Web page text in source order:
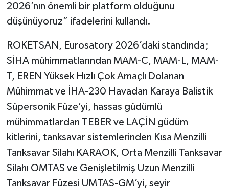
2026’nın önemli bir platform olduğunu
düşünüyoruz” ifadelerini kullandı.
ROKETSAN, Eurosatory 2026’daki standında;
SİHA mühimmatlarından MAM-C, MAM-L, MAM-
T, EREN Yüksek Hızlı Çok Amaçlı Dolanan
Mühimmat ve İHA-230 Havadan Karaya Balistik
Süpersonik Füze’yi, hassas güdümlü
mühimmatlardan TEBER ve LAÇİN güdüm
kitlerini, tanksavar sistemlerinden Kısa Menzilli
Tanksavar Silahı KARAOK, Orta Menzilli Tanksavar
Silahı OMTAS ve Genişletilmiş Uzun Menzilli
Tanksavar Füzesi UMTAS-GM’yi, seyir